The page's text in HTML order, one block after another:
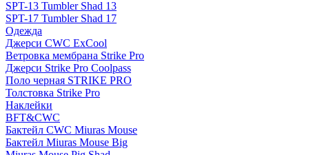
SPT-13 Tumbler Shad 13
SPT-17 Tumbler Shad 17
Одежда
Джерси CWC ExCool
Ветровка мембрана Strike Pro
Джерси Strike Pro Coolpass
Поло черная STRIKE PRO
Толстовка Strike Pro
Наклейки
BFT&CWC
Бактейл CWC Miuras Mouse
Бактейл Miuras Mouse Big